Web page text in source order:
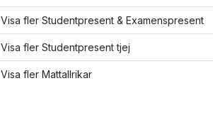
Visa fler Studentpresent & Examenspresent
Visa fler Studentpresent tjej
Visa fler Mattallrikar